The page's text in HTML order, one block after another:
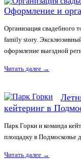
Оформление и
Организация свадебного
family story.
оформление выездной
Читать далее →
кейтеринг в
Парк Горки и команда
площадку в Подмосковье
Читать далее →